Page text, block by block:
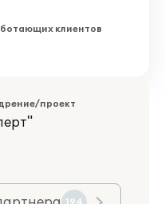
клиентов
проект